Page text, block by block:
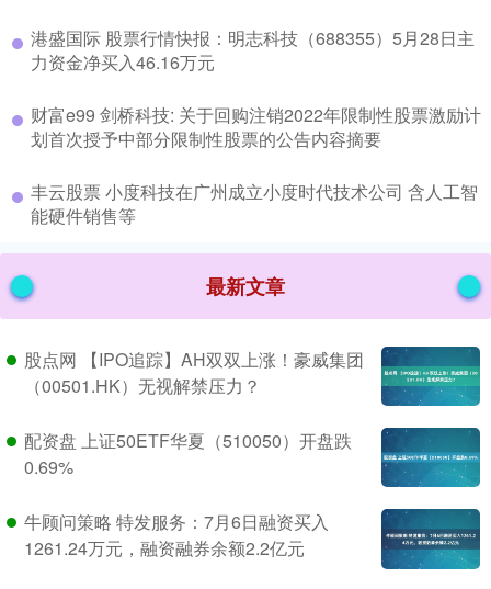
​港盛国际 股票行情快报：明志科技（688355）5月28日主
力资金净买入46.16万元
​财富e99 剑桥科技: 关于回购注销2022年限制性股票激励计
划首次授予中部分限制性股票的公告内容摘要
​丰云股票 小度科技在广州成立小度时代技术公司 含人工智
能硬件销售等
最新文章
股点网 【IPO追踪】AH双双上涨！豪威集团
（00501.HK）无视解禁压力？
配资盘 上证50ETF华夏（510050）开盘跌
0.69%
牛顾问策略 特发服务：7月6日融资买入
1261.24万元，融资融券余额2.2亿元